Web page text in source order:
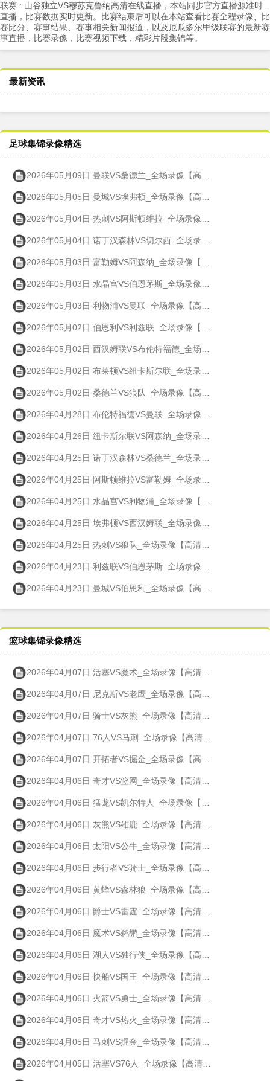
联赛 : 山谷独立VS穆苏克鲁纳高清在线直播，本站同步官方直播源准时
直播，比赛数据实时更新。比赛结束后可以在本站查看比赛全程录像、比
赛比分、赛事结果、赛事相关新闻报道，以及厄瓜多尔甲级联赛的最新赛
事直播，比赛录像，比赛视频下载，精彩片段集锦等。
最新资讯
足球集锦录像精选
2026年05月09日 曼联VS桑德兰_全场录像【高清回放】
2026年05月05日 曼城VS埃弗顿_全场录像【高清回放】
2026年05月04日 热刺VS阿斯顿维拉_全场录像【高清回放】
2026年05月04日 诺丁汉森林VS切尔西_全场录像【高清回放】
2026年05月03日 富勒姆VS阿森纳_全场录像【高清回放】
2026年05月03日 水晶宫VS伯恩茅斯_全场录像【高清回放】
2026年05月03日 利物浦VS曼联_全场录像【高清回放】
2026年05月02日 伯恩利VS利兹联_全场录像【高清回放】
2026年05月02日 西汉姆联VS布伦特福德_全场录像【高清回放】
2026年05月02日 布莱顿VS纽卡斯尔联_全场录像【高清回放】
2026年05月02日 桑德兰VS狼队_全场录像【高清回放】
2026年04月28日 布伦特福德VS曼联_全场录像【高清回放】
2026年04月26日 纽卡斯尔联VS阿森纳_全场录像【高清回放】
2026年04月25日 诺丁汉森林VS桑德兰_全场录像【高清回放】
2026年04月25日 阿斯顿维拉VS富勒姆_全场录像【高清回放】
2026年04月25日 水晶宫VS利物浦_全场录像【高清回放】
2026年04月25日 埃弗顿VS西汉姆联_全场录像【高清回放】
2026年04月25日 热刺VS狼队_全场录像【高清回放】
2026年04月23日 利兹联VS伯恩茅斯_全场录像【高清回放】
2026年04月23日 曼城VS伯恩利_全场录像【高清回放】
篮球集锦录像精选
2026年04月07日 活塞VS魔术_全场录像【高清回放】
2026年04月07日 尼克斯VS老鹰_全场录像【高清回放】
2026年04月07日 骑士VS灰熊_全场录像【高清回放】
2026年04月07日 76人VS马刺_全场录像【高清回放】
2026年04月07日 开拓者VS掘金_全场录像【高清回放】
2026年04月06日 奇才VS篮网_全场录像【高清回放】
2026年04月06日 猛龙VS凯尔特人_全场录像【高清回放】
2026年04月06日 灰熊VS雄鹿_全场录像【高清回放】
2026年04月06日 太阳VS公牛_全场录像【高清回放】
2026年04月06日 步行者VS骑士_全场录像【高清回放】
2026年04月06日 黄蜂VS森林狼_全场录像【高清回放】
2026年04月06日 爵士VS雷霆_全场录像【高清回放】
2026年04月06日 魔术VS鹈鹕_全场录像【高清回放】
2026年04月06日 湖人VS独行侠_全场录像【高清回放】
2026年04月06日 快船VS国王_全场录像【高清回放】
2026年04月06日 火箭VS勇士_全场录像【高清回放】
2026年04月05日 奇才VS热火_全场录像【高清回放】
2026年04月05日 马刺VS掘金_全场录像【高清回放】
2026年04月05日 活塞VS76人_全场录像【高清回放】